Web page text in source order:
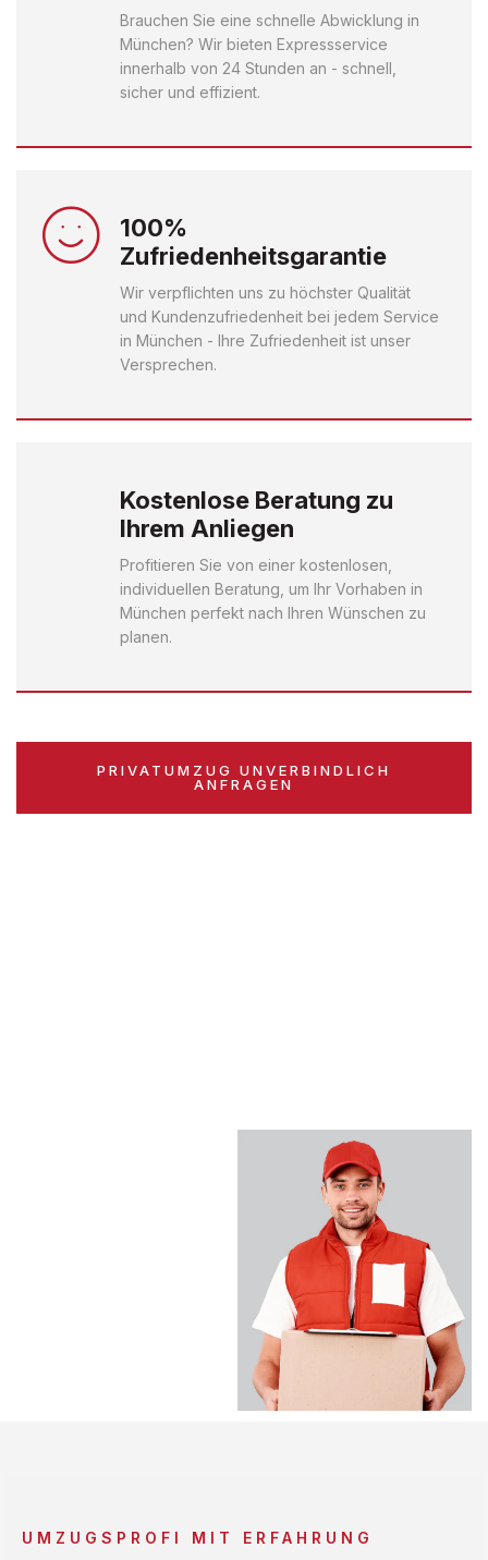
Brauchen Sie eine schnelle Abwicklung in
München? Wir bieten Expressservice
innerhalb von 24 Stunden an - schnell,
sicher und effizient.
100%
Zufriedenheitsgarantie
Wir verpflichten uns zu höchster Qualität
und Kundenzufriedenheit bei jedem Service
in München - Ihre Zufriedenheit ist unser
Versprechen.
Kostenlose Beratung zu
Ihrem Anliegen
Profitieren Sie von einer kostenlosen,
individuellen Beratung, um Ihr Vorhaben in
München perfekt nach Ihren Wünschen zu
planen.
PRIVATUMZUG UNVERBINDLICH
ANFRAGEN
UMZUGSPROFI MIT ERFAHRUNG